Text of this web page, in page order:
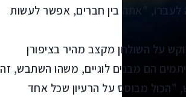
לעברו, "אתה בין חברים, אפשר לעשות
על השולחן מקצב מהיר בציפורן
הם מבנים לוגיים, משהו השתבש, זה
מבוסס על הרעיון שכל אחד